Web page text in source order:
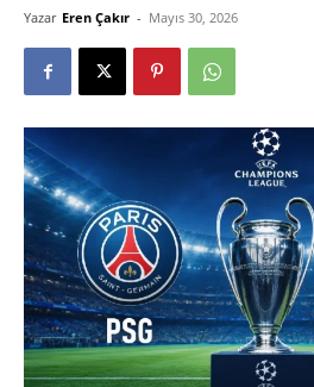
Yazar Eren Çakır - Mayıs 30, 2026